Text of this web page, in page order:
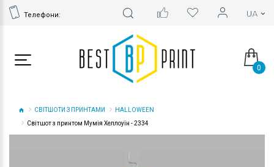
Телефони:
0
СВІТШОТИ З ПРИНТАМИ
HALLOWEEN
Світшот з принтом Мумія Хеллоуїн - 2334